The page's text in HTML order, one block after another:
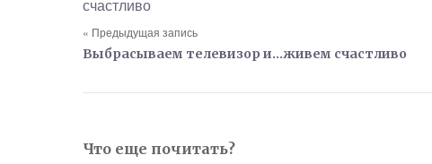
« Предыдущая запись
Выбрасываем телевизор и…живем счастливо
Что еще почитать?